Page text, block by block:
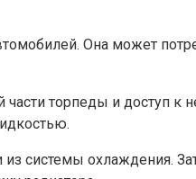
Она может
торпеды и доступ к
системы охлаждения.